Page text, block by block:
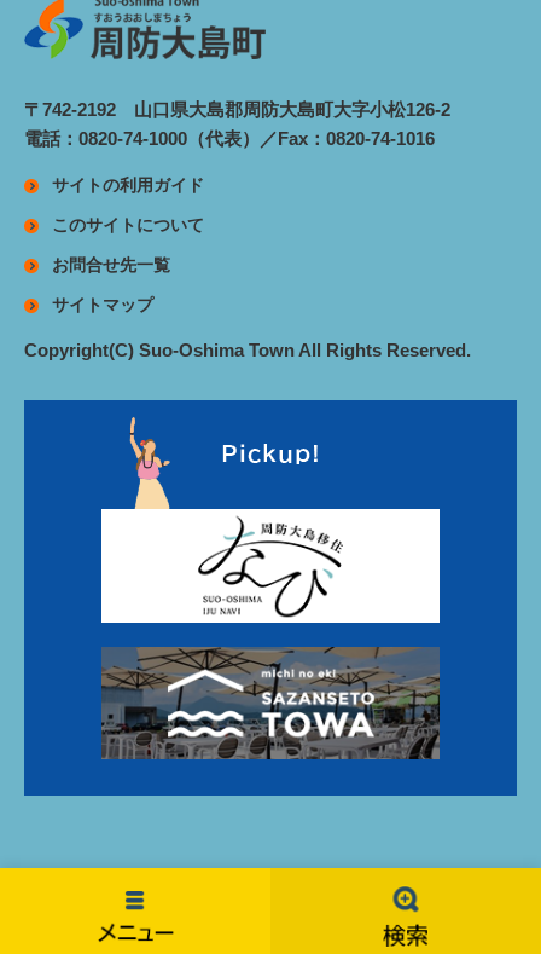
〒742-2192 山口県大島郡周防大島町大字小松126-2
電話：0820-74-1000（代表）／Fax：0820-74-1016
サイトの利用ガイド
このサイトについて
お問合せ先一覧
サイトマップ
Copyright(C) Suo-Oshima Town All Rights Reserved.